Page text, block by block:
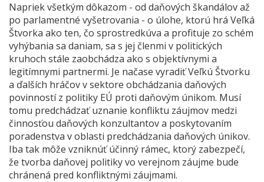
Napriek všetkým dôkazom - od daňových škandálov až
po parlamentné vyšetrovania - o úlohe, ktorú hrá Veľká
Štvorka ako ten, čo sprostredkúva a profituje zo schém
vyhýbania sa daniam, sa s jej členmi v politických
kruhoch stále zaobchádza ako s objektívnymi a
legitímnymi partnermi. Je načase vyradiť Veľkú Štvorku
a ďalších hráčov v sektore obchádzania daňových
povinností z politiky EÚ proti daňovým únikom. Musí
tomu predchádzať uznanie konfliktu záujmov medzi
činnosťou daňových konzultantov a poskytovaním
poradenstva v oblasti predchádzania daňových únikov.
Iba tak môže vzniknúť účinný rámec, ktorý zabezpečí,
že tvorba daňovej politiky vo verejnom záujme bude
chránená pred konfliktnými záujmami.